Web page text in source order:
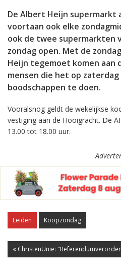
De Albert Heijn supermarkt
voortaan ook elke
ook de twee supermarkten
zondag open. Met de
Heijn tegemoet komen aan
mensen die het op
boodschappen te doen.
Vooralsnog geldt de wekelijkse
vestiging aan de Hooigracht. De
13.00 tot 18.00 uur.
Leiden Koopzondag
« ChristenUnie: